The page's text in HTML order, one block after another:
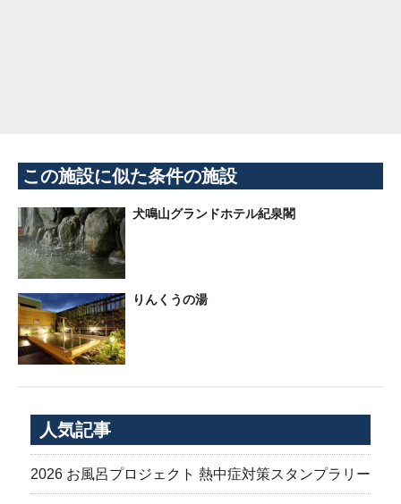
この施設に似た条件の施設
犬鳴山グランドホテル紀泉閣
りんくうの湯
人気記事
2026 お風呂プロジェクト 熱中症対策スタンプラリー